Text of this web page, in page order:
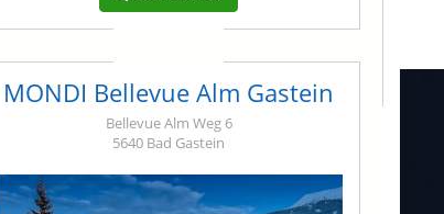
MONDI Bellevue Alm Gastein
Bellevue Alm Weg 6
5640 Bad Gastein